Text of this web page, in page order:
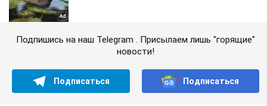
Подпишись на наш Telegram . Присылаем лишь "горящие"
новости!
Подписаться Подписаться